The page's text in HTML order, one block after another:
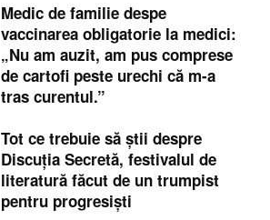
Medic de familie despe
vaccinarea obligatorie la medici:
„Nu am auzit, am pus comprese
de cartofi peste urechi că m-a
tras curentul.”
Tot ce trebuie să știi despre
Discuția Secretă, festivalul de
literatură făcut de un trumpist
pentru progresiști